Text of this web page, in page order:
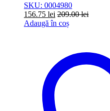
SKU: 0004980
156.75 lei 209.00lei
Adaugă în coș